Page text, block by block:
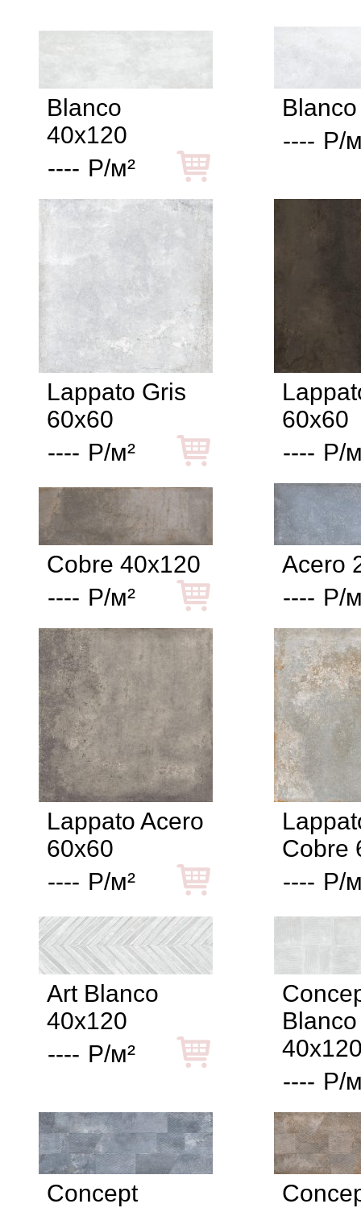
Blanco
40x120
---- Р/м²
---- Р/
Lappato Gris
60x60
---- Р/м²
60x60
---- Р/
Cobre 40x120
---- Р/м²
Acero
---- Р/
Lappato Acero
60x60
---- Р/м²
Cobre
---- Р/
Art Blanco
40x120
---- Р/м²
Blanco
---- Р/
Concept